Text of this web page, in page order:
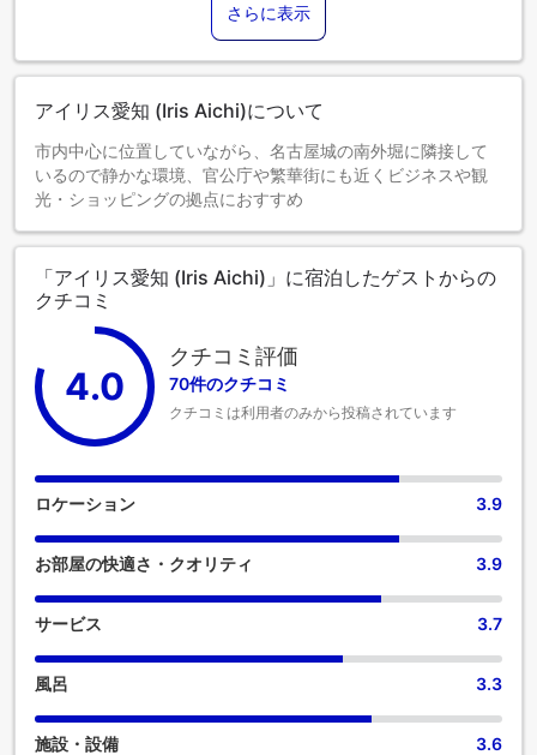
さらに表示
アイリス愛知 (Iris Aichi)について
市内中心に位置していながら、名古屋城の南外堀に隣接して
いるので静かな環境、官公庁や繁華街にも近くビジネスや観
光・ショッピングの拠点におすすめ
「アイリス愛知 (Iris Aichi)」に宿泊したゲストからの
クチコミ
4.0
クチコミ評価
70件のクチコミ
クチコミは利用者のみから投稿されています
ロケーション 3.9
お部屋の快適さ・クオリティ 3.9
サービス 3.7
風呂 3.3
施設・設備 3.6